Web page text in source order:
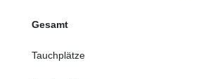
Gesamt
Tauchplätze